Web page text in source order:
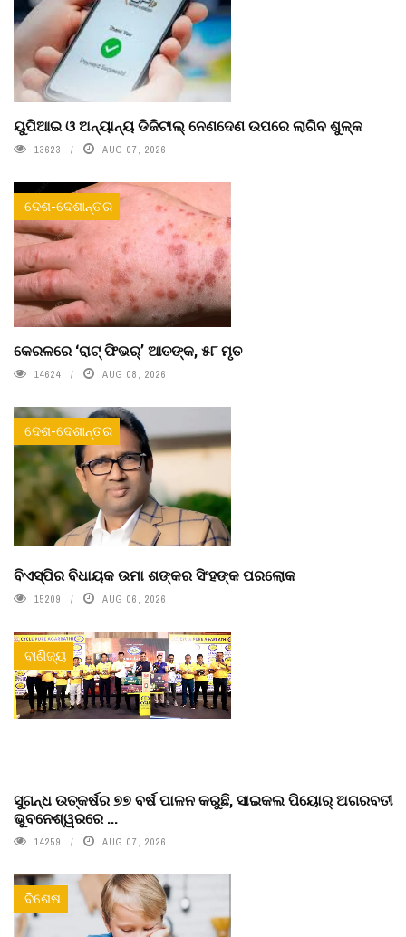
ୟୁପିଆଇ ଓ ଅନ୍ୟାନ୍ୟ ଡିଜିଟାଲ୍ ନେଣଦେଣ ଉପରେ ଲାଗିବ ଶୁଳ୍କ
13623 AUG 07, 2026
ଦେଶ-ଦେଶାନ୍ତର
କେରଳରେ ‘ରାଟ୍ ଫିଭର୍’ ଆତଙ୍କ, ୫୮ ମୃତ
14624 AUG 08, 2026
ଦେଶ-ଦେଶାନ୍ତର
ବିଏସ୍‌ପିର ବିଧାୟକ ଉମା ଶଙ୍କର ସିଂହଙ୍କ ପରଲୋକ
15209 AUG 06, 2026
ବାଣିଜ୍ୟ
ସୁଗନ୍ଧ ଉତ୍କର୍ଷର ୭୭ ବର୍ଷ ପାଳନ କରୁଛି, ସାଇକଲ ପିୟୋର୍‌ ଅଗରବତୀ
ଭୁବନେଶ୍ୱରରେ ...
14259 AUG 07, 2026
ବିଶେଷ